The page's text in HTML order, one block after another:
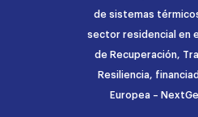
de sistemas
sector residencial en
de Recuperación,
Resiliencia,
Europea –